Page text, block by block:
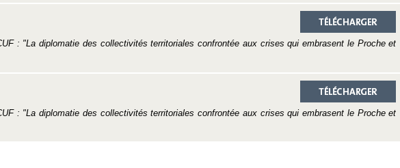
: "La diplomatie des collectivités territoriales confrontée aux crises qui embrasent le Proche et
: "La diplomatie des collectivités territoriales confrontée aux crises qui embrasent le Proche et